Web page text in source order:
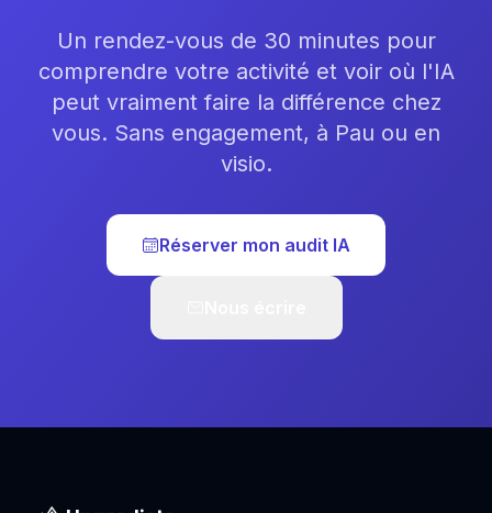
Un rendez-vous de 30 minutes pour
comprendre votre activité et voir où l'IA
peut vraiment faire la différence chez
vous. Sans engagement, à Pau ou en
visio.
Réserver mon audit IA